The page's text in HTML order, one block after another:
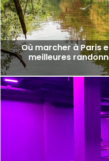
Où marcher à Paris
meilleures